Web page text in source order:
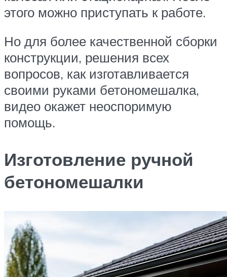
этого можно приступать к работе.
Но для более качественной сборки
конструкции, решения всех
вопросов, как изготавливается
своими руками бетономешалка,
видео окажет неоспоримую
помощь.
Изготовление ручной
бетономешалки